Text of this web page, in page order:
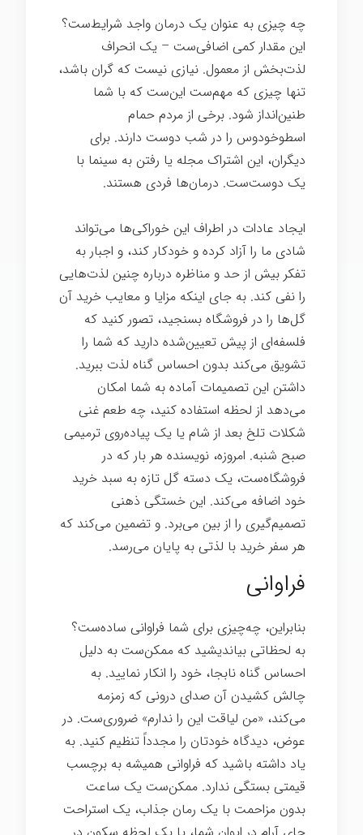
چه چیزی به عنوان یک درمان واجد شرایط‌ست؟
این مقدار کمی اضافی‌ست – یک انحراف
لذت‌بخش از معمول. نیازی نیست که گران باشد،
تنها چیزی که مهم‌ست این‌ست که با شما
طنین‌انداز شود. برخی از مردم حمام
اسطوخودوس را در شب دوست دارند. برای
دیگران، این اشتراک مجله یا رفتن به سینما با
یک دوست‌ست. درمان‌ها فردی هستند.
ایجاد عادات در اطراف این خوراکی‌ها می‌تواند
شادی ما را آزاد کرده و خودکار کند، و اجبار به
تفکر بیش از حد و مناظره درباره چنین لذت‌هایی
را نفی کند. به جای اینکه مزایا و معایب خرید آن
گل‌ها را در فروشگاه بسنجید، تصور کنید که
فلسفه‌ای از پیش تعیین‌شده دارید که شما را
تشویق می‌کند بدون احساس گناه لذت ببرید.
داشتن این تصمیمات آماده به شما امکان
می‌دهد از لحظه استفاده کنید، چه طعم غنی
شکلات تلخ بعد از شام یا یک پیاده‌روی ترمیمی
صبح شنبه. امروزه، نویسنده هر بار که در
فروشگاه‌ست، یک دسته گل تازه به سبد خرید
خود اضافه می‌کند. این خستگی ذهنی
تصمیم‌گیری را از بین می‌برد. و تضمین می‌کند که
هر سفر خرید با لذتی به پایان می‌رسد.
فراوانی
بنابراین، چه‌چیزی برای شما فراوانی ساده‌ست؟
به لحظاتی بیاندیشید که ممکن‌ست به دلیل
احساس گناه نابجا، خود را انکار نمایید. به
چالش کشیدن آن صدای درونی که زمزمه
می‌کند، «من لیاقت این را ندارم» ضروری‌ست. در
عوض، دیدگاه خودتان را مجدداً تنظیم کنيد. به
یاد داشته باشید که فراوانی همیشه به برچسب
قیمتی بستگی ندارد. ممکن‌ست یک ساعت
بدون مزاحمت با یک رمان جذاب، یک استراحت